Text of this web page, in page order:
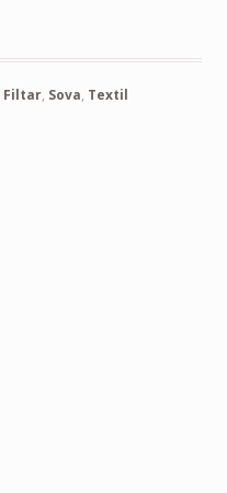
Filtar, Sova, Textil